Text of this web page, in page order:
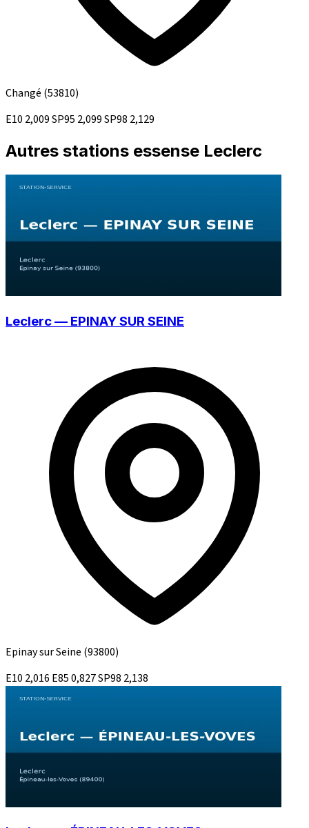
Changé (53810)
E10 2,009SP95 2,099SP98 2,129
Autres stations essense Leclerc
Leclerc — EPINAY SUR SEINE
Epinay sur Seine (93800)
E10 2,016 E850,827SP98 2,138